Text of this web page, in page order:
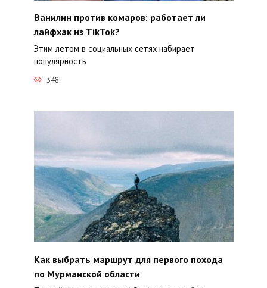
Ванилин против комаров: работает ли
лайфхак из TikTok?
Этим летом в социальных сетях набирает
популярность
348
Как выбрать маршрут для первого похода
по Мурманской области